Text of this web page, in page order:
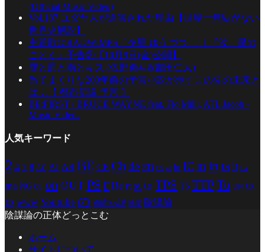
(Official Music Video)
Vol.187 ユダヤ人が迫害された理由【世界一無駄がない
世界史解説】
主題歌はRADWIMPS「夕星-ゆうづつ-」｜『汝、星の
ごとく』予告②【10月9日(金)公開】
罪と罰と雨とキス (佐野勇斗&吉田仁人)
当てまくりな200年前の予言小説が示すこの先の未来と
は…【 都市伝説 予言 】
BE:FIRST / BRUCE WAYNE feat. Flo Milli, ATL Jacob -
Music Video-
人気キーワード
2 4 7 8 AC AI AR BE CE Ch de ED es et ht IC ID in IS it La
ma NG OL on OUTPS r Re rt st to TPS TS TTPTu UN UR
US www Youtube の 都市伝説 陰謀 陰謀論
陰謀論の正体どっとこむ
ホーム
サイトについて